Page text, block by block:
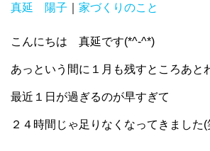
真延 陽子
家づくりのこと
こんにちは 真延です(*^-^*)
あっという間に１月も残すところあと
最近１日が過ぎるのが早すぎて
２４時間じゃ足りなくなってきました(